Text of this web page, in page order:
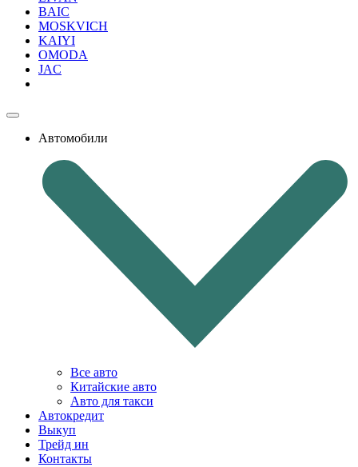
BAIC
MOSKVICH
KAIYI
OMODA
JAC
Автомобили
Все авто
Китайские авто
Авто для такси
Автокредит
Выкуп
Трейд ин
Контакты